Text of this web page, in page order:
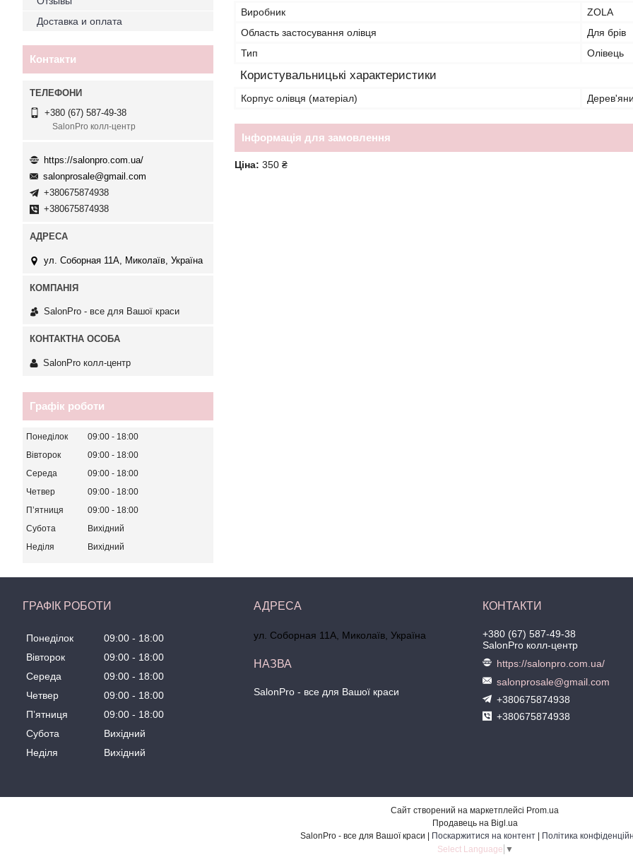
Виробник
ZOLA
Область застосування олівця
Для брів
Тип
Олівець
Користувальницькі характеристики
Корпус олівця (матеріал)
Інформація для замовлення
Ціна: 350 ₴
Доставка и оплата
Контакти
+380 (67) 587-49-38
SalonPro колл-центр
https://salonpro.com.ua/
salonprosale@gmail.com
+380675874938
+380675874938
ул. Соборная 11А, Миколаїв, Україна
SalonPro - все для Вашої краси
SalonPro колл-центр
Графік роботи
Понеділок 09:00
18:00
Вівторок
09:00
18:00
Середа
09:00
18:00
Четвер
09:00
18:00
Пʼятниця
09:00
18:00
Субота
Вихідний
Неділя
Вихідний
ГРАФІК РОБОТИ
Понеділок 09:00
18:00
Вівторок
09:00
18:00
Середа
09:00
18:00
Четвер
09:00
18:00
Пʼятниця
09:00
18:00
Субота
Вихідний
Неділя
Вихідний
ул. Соборная 11А, Миколаїв, Україна
SalonPro - все для Вашої краси
+380 (67) 587-49-38
SalonPro колл-центр
https://salonpro.com.ua/
salonprosale@gmail.com
+380675874938
+380675874938
Сайт створений на маркетплейсі Prom.ua
Продавець на Bigl.ua
SalonPro - все для Вашої краси | Поскаржитися на контент | Політика
Select Language ▼